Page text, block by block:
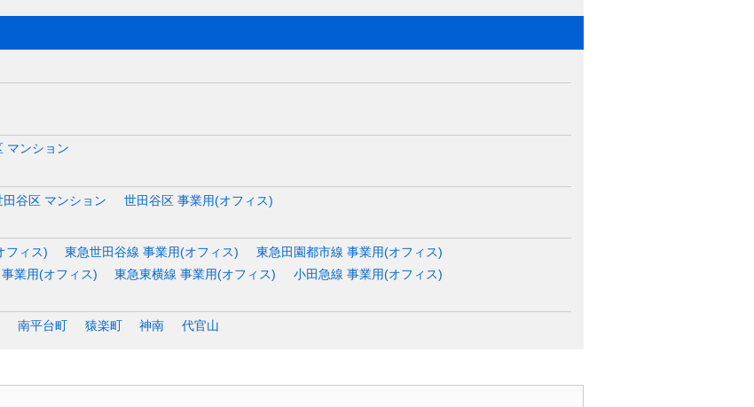
マンション
田谷区 マンション
世田谷区 事業用(オフィス)
フィス) 東急世田谷線 事業用(オフィス)
東急田園都市線 事業用(オフィス)
業用(オフィス) 東急東横線 事業用(オフィス)
小田急線 事業用(オフィス)
南平台町 猿楽町 神南 代官山